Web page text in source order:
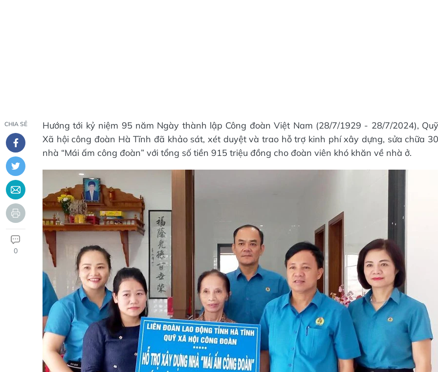
CHIA SẺ
0
Hướng tới kỷ niệm 95 năm Ngày thành lập Công đoàn Việt Nam (28/7/1929 - 28/7/2024), Quỹ
Xã hội công đoàn Hà Tĩnh đã khảo sát, xét duyệt và trao hỗ trợ kinh phí xây dựng, sửa chữa 30
nhà “Mái ấm công đoàn” với tổng số tiền 915 triệu đồng cho đoàn viên khó khăn về nhà ở.